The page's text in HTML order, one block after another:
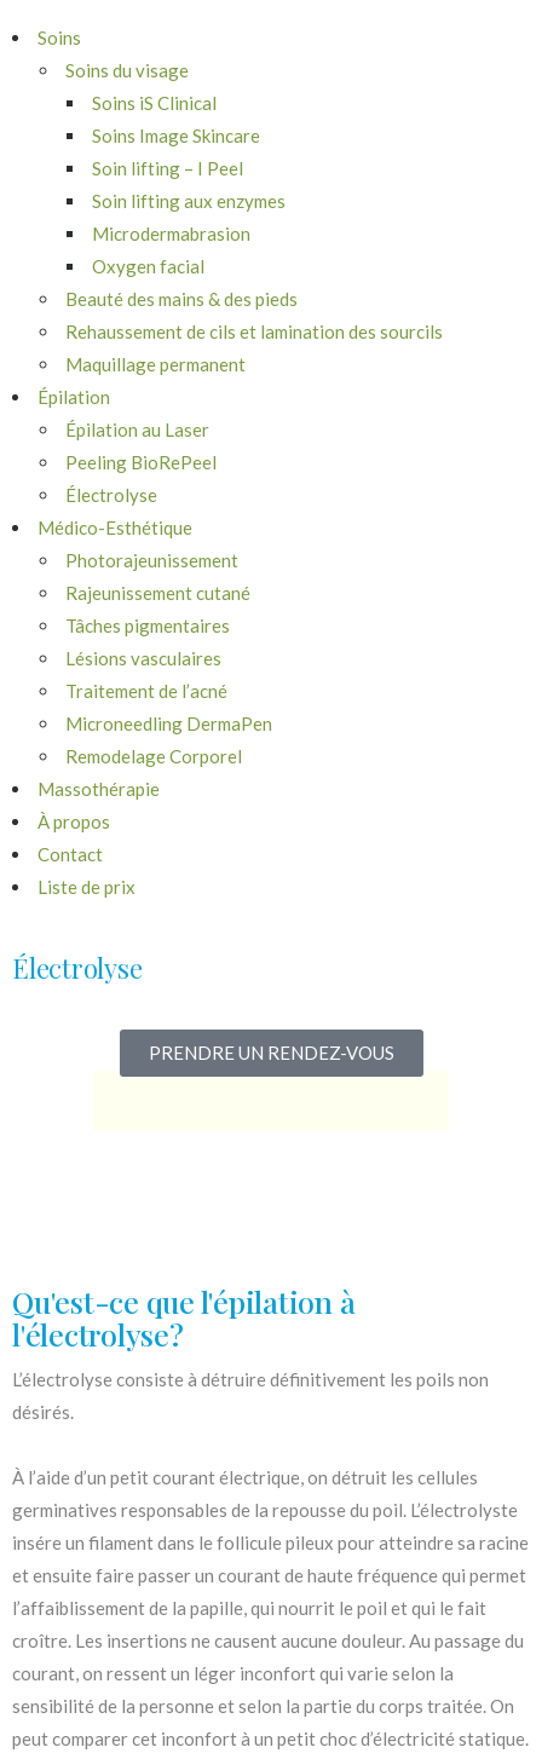
Soins
Soins du visage
Soins iS Clinical
Soins Image Skincare
Soin lifting – I Peel
Soin lifting aux enzymes
Microdermabrasion
Oxygen facial
Beauté des mains & des pieds
Rehaussement de cils et lamination des sourcils
Maquillage permanent
Épilation
Épilation au Laser
Peeling BioRePeel
Électrolyse
Médico-Esthétique
Photorajeunissement
Rajeunissement cutané
Tâches pigmentaires
Lésions vasculaires
Traitement de l’acné
Microneedling DermaPen
Remodelage Corporel
Massothérapie
À propos
Contact
Liste de prix
Électrolyse
PRENDRE UN RENDEZ-VOUS
Qu'est-ce que l'épilation à
l'électrolyse?
L’électrolyse consiste à détruire définitivement les poils non
désirés.
À l’aide d’un petit courant électrique, on détruit les cellules
germinatives responsables de la repousse du poil. L’électrolyste
insére un filament dans le follicule pileux pour atteindre sa racine
et ensuite faire passer un courant de haute fréquence qui permet
l’affaiblissement de la papille, qui nourrit le poil et qui le fait
croître. Les insertions ne causent aucune douleur. Au passage du
courant, on ressent un léger inconfort qui varie selon la
sensibilité de la personne et selon la partie du corps traitée. On
peut comparer cet inconfort à un petit choc d’électricité statique.